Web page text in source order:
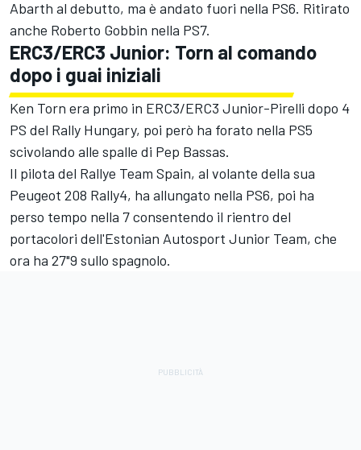
Abarth al debutto, ma è andato fuori nella PS6. Ritirato
anche Roberto Gobbin nella PS7.
ERC3/ERC3 Junior: Torn al comando
dopo i guai iniziali
Ken Torn era primo in ERC3/ERC3 Junior-Pirelli dopo 4
PS del Rally Hungary, poi però ha forato nella PS5
scivolando alle spalle di Pep Bassas.
Il pilota del Rallye Team Spain, al volante della sua
Peugeot 208 Rally4, ha allungato nella PS6, poi ha
perso tempo nella 7 consentendo il rientro del
portacolori dell'Estonian Autosport Junior Team, che
ora ha 27"9 sullo spagnolo.